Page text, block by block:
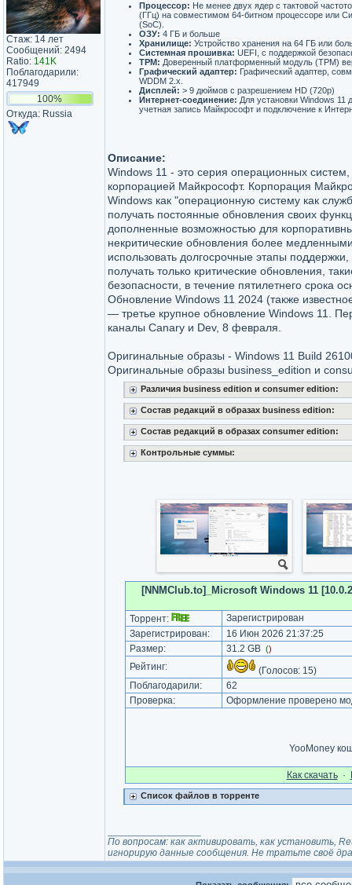
Стаж: 14 лет
Сообщений: 2494
Ratio: 141K
Поблагодарили:
417949
100%
Откуда: Russia
Процессор: Не менее двух ядер с тактовой
(ГГц) на совместимом 64-битном процессоре или
(SoC).
ОЗУ: 4 ГБ и больше
Хранилище: Устройство хранения на 64 ГБ или
Системная прошивка: UEFI, с поддержкой
TPM: Доверенный платформенный модуль (TPM)
Графический адаптер: Графический адаптер,
WDDM 2.x.
Дисплей: > 9 дюймов с разрешением HD (720p)
Интернет-соединение: Для установки Windows 11
учетная запись Майкрософт и подключение к
Описание:
Windows 11 - это серия операционных
корпорацией Майкрософт. Корпорация
Windows как "операционную систему как
получать постоянные обновления своих
дополненные возможностью для
некритические обновления более
использовать долгосрочные этапы поддержки,
получать только критические обновления,
безопасности, в течение пятилетнего срока
Обновление Windows 11 2024 (также
— третье крупное обновление Windows 11.
каналы Canary и Dev, 8 февраля.
Оригинальные образы - Windows 11 Build
Оригинальные образы business_edition и
Различия business edition и consumer edition:
Состав редакций в образах business edition:
Состав редакций в образах consumer edition:
Контрольные суммы:
[NNMClub.to]_Microsoft Windows 11
Торрент:
Зарегистрирован
Зарегистрирован:
16 Июн 2026 21:37:25
Размер:
31.2 GB ()
Рейтинг: (Голосов: 15)
Поблагодарили:
62
Проверка:
Оформление проверено
YooMoney
Как cкачать·
Список файлов в торренте
По вопросам: как активировать, как установить,
игнорирую данные сообщения. Не тратьте своё